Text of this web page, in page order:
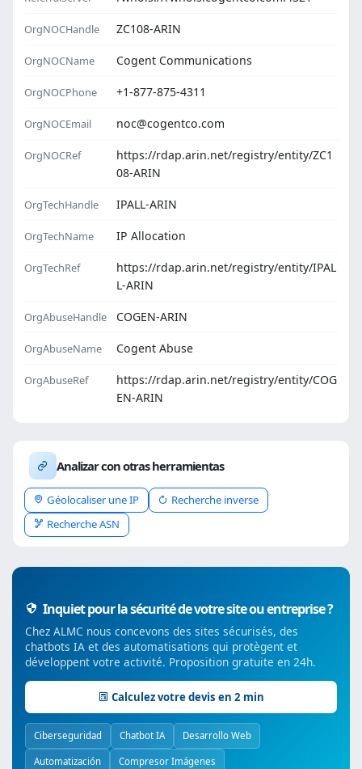
OrgNOCHandle ZC108-ARIN
OrgNOCName Cogent Communications
OrgNOCPhone +1-877-875-4311
OrgNOCEmail noc@cogentco.com
OrgNOCRef
https://rdap.arin.net/registry/entity/ZC1
08-ARIN
OrgTechHandle IPALL-ARIN
OrgTechName IP Allocation
OrgTechRef
https://rdap.arin.net/registry/entity/IPAL
L-ARIN
OrgAbuseHandle COGEN-ARIN
OrgAbuseName Cogent Abuse
OrgAbuseRef
https://rdap.arin.net/registry/entity/COG
EN-ARIN
Analizar con otras herramientas
Géolocaliser une IP
Recherche inverse
Recherche ASN
Inquiet pour la sécurité de votre site ou entreprise ?
Chez ALMC nous concevons des sites sécurisés, des
chatbots IA et des automatisations qui protègent et
développent votre activité. Proposition gratuite en 24h.
Calculez votre devis en 2 min
Ciberseguridad Chatbot IA Desarrollo Web
Automatización Compresor Imágenes